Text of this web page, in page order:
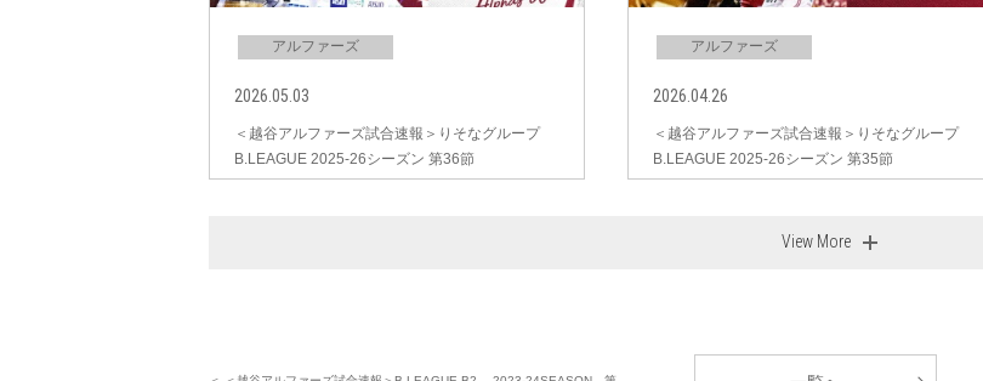
アルファーズ
2026.05.03
＜越谷アルファーズ試合速報＞りそなグループ
B.LEAGUE 2025-26シーズン 第36節
アルファーズ
2026.04.26
＜越谷アルファーズ試合速報＞りそなグループ
B.LEAGUE 2025-26シーズン 第35節
View More